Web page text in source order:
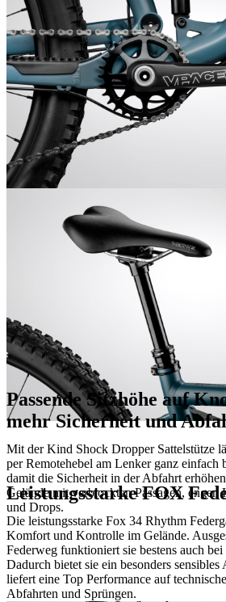
Passende Sitzhöhe auf
mehr Sicherheit und
Mit der Kind Shock Dropper Sattelstütze
per Remotehebel am Lenker ganz einfach
damit die Sicherheit in der Abfahrt
Gelände mit verblockten Passagen, engen
und Drops.
Leistungsstarke FOX
Die leistungsstarke Fox 34 Rhythm
Komfort und Kontrolle im Gelände.
Federweg funktioniert sie bestens auch
Dadurch bietet sie ein besonders sensibles
liefert eine Top Performance auf
Abfahrten und Sprüngen.